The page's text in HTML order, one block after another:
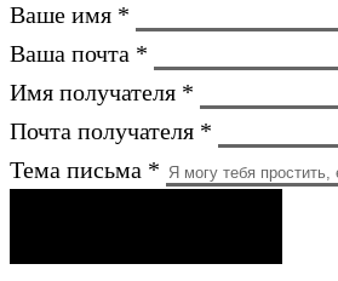
Ваше имя *
Ваша почта *
Имя получателя *
Почта получателя *
Тема письма *